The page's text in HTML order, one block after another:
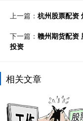
上一篇： 杭州股票配资
下一篇： 赣州期货配资
投资
相关文章